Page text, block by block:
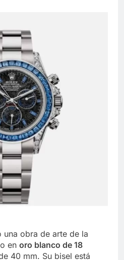
una obra de arte de la
en oro blanco de 18
40 mm. Su bisel está